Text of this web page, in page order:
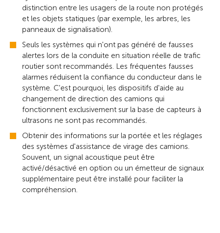
distinction entre les usagers de la route non protégés
et les objets statiques (par exemple, les arbres, les
panneaux de signalisation).
Seuls les systèmes qui n'ont pas généré de fausses
alertes lors de la conduite en situation réelle de trafic
routier sont recommandés. Les fréquentes fausses
alarmes réduisent la confiance du conducteur dans le
système. C'est pourquoi, les dispositifs d'aide au
changement de direction des camions qui
fonctionnent exclusivement sur la base de capteurs à
ultrasons ne sont pas recommandés.
Obtenir des informations sur la portée et les réglages
des systèmes d'assistance de virage des camions.
Souvent, un signal acoustique peut être
activé/désactivé en option ou un émetteur de signaux
supplémentaire peut être installé pour faciliter la
compréhension.